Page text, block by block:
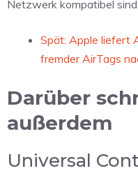
Netzwerk kompatibel sind.
Spät: Apple liefert
fremder AirTags
Darüber
außerdem
Universal